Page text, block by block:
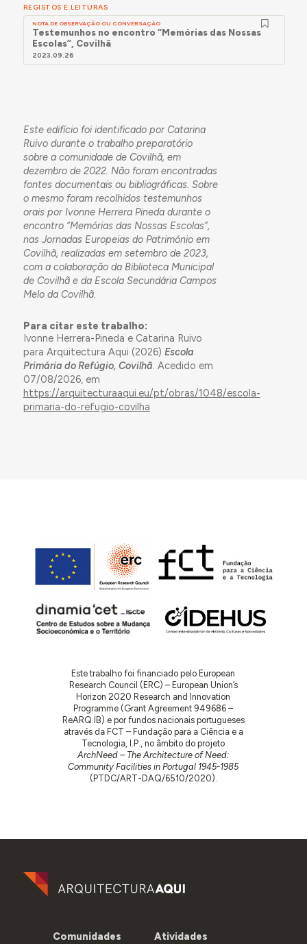
REGISTOS E LEITURAS
NOTA DE OBSERVAÇÃO OU CONVERSAÇÃO
Testemunhos no encontro “Memórias das Nossas
Escolas”, Covilhã
2023.09.26
Este edifício foi identificado por Catarina
Ruivo durante o trabalho preparatório
sobre a comunidade de Covilhã, em
dezembro de 2022. Não foram encontradas
fontes documentais ou bibliográficas. Sobre
o mesmo foram recolhidos testemunhos
orais por Ivonne Herrera Pineda durante o
encontro “Memórias das Nossas Escolas”,
nas Jornadas Europeias do Património em
Covilhã, realizadas em setembro de 2023,
com a colaboração da Biblioteca Municipal
de Covilhã e da Escola Secundária Campos
Melo da Covilhã.
Para citar este trabalho:
Ivonne Herrera-Pineda e Catarina Ruivo
para Arquitectura Aqui (2026) Escola
Primária do Refúgio, Covilhã . Acedido em
07/08/2026, em
https://arquitecturaaqui.eu/pt/obras/1048/escola-
primaria-do-refugio-covilha
Este trabalho foi financiado pelo European
Research Council (ERC) – European Union’s
Horizon 2020 Research and Innovation
Programme (Grant Agreement 949686 –
ReARQ.IB) e por fundos nacionais portugueses
através da FCT – Fundação para a Ciência e a
Tecnologia, I.P., no âmbito do projeto
ArchNeed – The Architecture of Need:
Community Facilities in Portugal 1945-1985
(PTDC/ART-DAQ/6510/2020).
Comunidades Atividades